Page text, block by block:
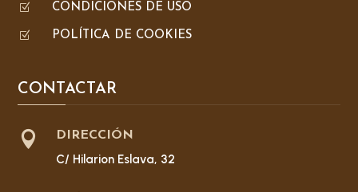
Z CONDICIONES DE USO
Z POLÍTICA DE COOKIES
CONTACTAR
 DIRECCIÓN
C/ Hilarion Eslava, 32